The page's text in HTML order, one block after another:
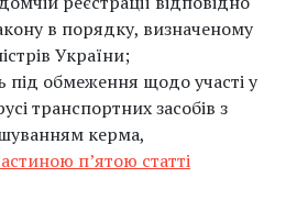
в порядку, визначеному
України;
під обмеження щодо участі у
транспортних засобів з
керма,
п’ятою статті